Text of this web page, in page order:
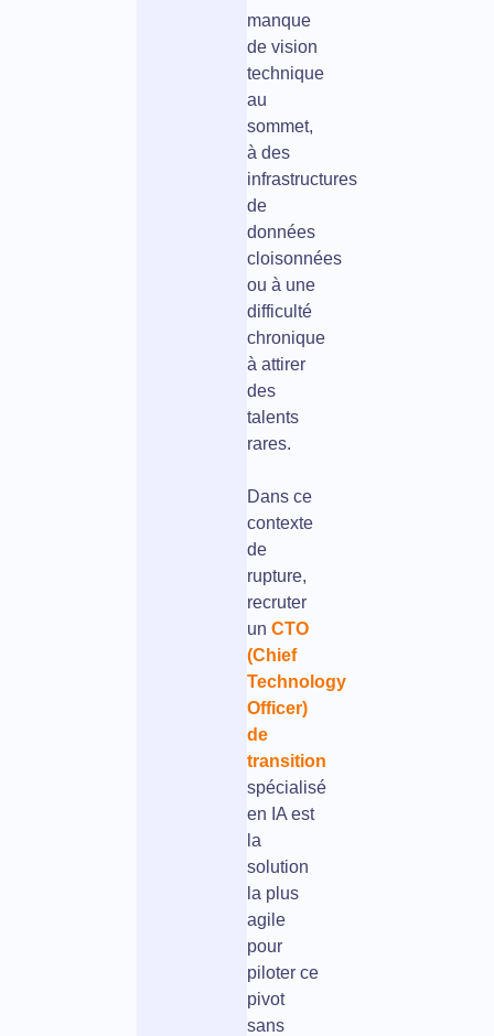
manque
de vision
technique
au
sommet,
à des
infrastructures
de
données
cloisonnées
ou à une
difficulté
chronique
à attirer
des
talents
rares.
Dans ce
contexte
de
rupture,
recruter
un CTO
(Chief
Technology
Officer)
de
transition
spécialisé
en IA est
la
solution
la plus
agile
pour
piloter ce
pivot
sans